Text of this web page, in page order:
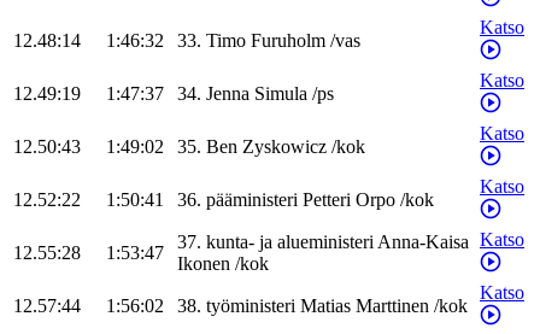
12.48:14 1:46:32 33. Timo Furuholm /vas
Katso
12.49:19 1:47:37 34. Jenna Simula /ps
Katso
12.50:43 1:49:02 35. Ben Zyskowicz /kok
Katso
12.52:22 1:50:41 36. pääministeri Petteri Orpo /kok
Katso
12.55:28 1:53:47
37. kunta- ja alueministeriAnna-Kaisa
Ikonen /kok
Katso
12.57:44 1:56:02 38. työministeri Matias Marttinen /kok
Katso